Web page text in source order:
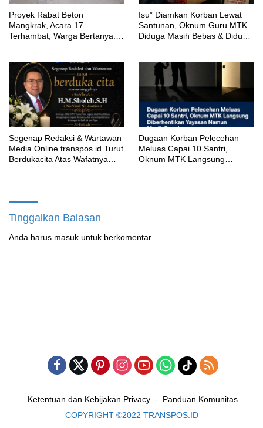
Proyek Rabat Beton
Mangkrak, Acara 17
Terhambat, Warga Bertanya:
‎Isu” Diamkan Korban Lewat
Santunan, Oknum Guru MTK
Diduga Masih Bebas & Diduga
Segenap Redaksi & Wartawan
Media Online transpos.id Turut
Berdukacita Atas Wafatnya
‎Dugaan Korban Pelecehan
Meluas Capai 10 Santri,
Oknum MTK Langsung
Tinggalkan Balasan
Anda harus masuk untuk berkomentar.
Ketentuan dan Kebijakan Privacy
Panduan Komunitas
COPYRIGHT ©2022 TRANSPOS.ID